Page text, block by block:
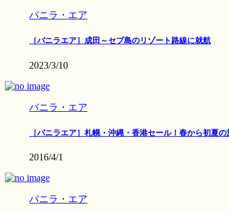
バニラ・エア
［バニラエア］成田～セブ島のリゾート路線に就航
2023/3/10
バニラ・エア
［バニラエア］札幌・沖縄・香港セール！春から初夏の
2016/4/1
バニラ・エア